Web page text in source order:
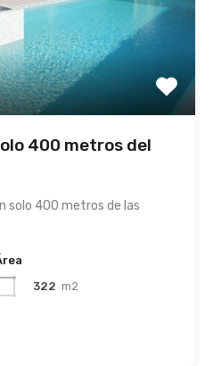
400 metros del
solo 400 metros de las
322 m2